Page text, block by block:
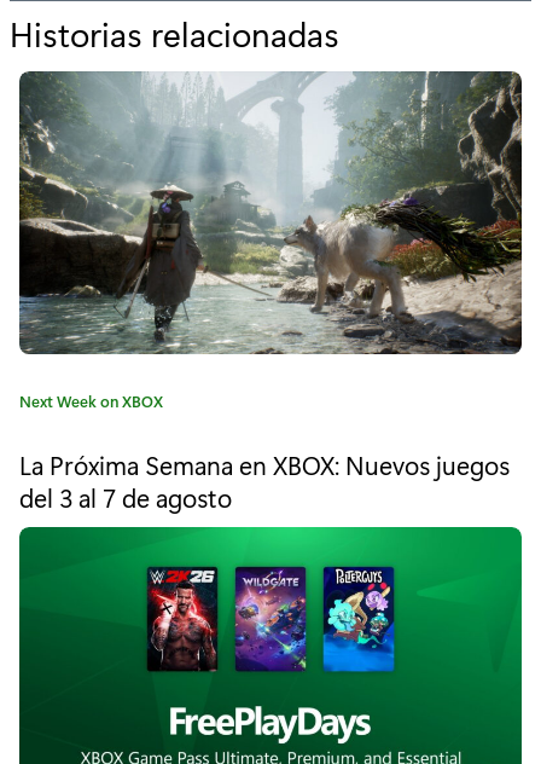
Historias relacionadas
o
r
"
R
e
C
o
D
f
i
n
i
t
C
e
g
o
Next Week on XBOX
La Próxima Semana en XBOX: Nuevos juegos
del 3 al 7 de agosto